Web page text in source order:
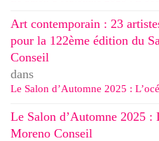
Art contemporain : 23
pour la 122ème édition du
Conseil
dans
Le Salon d’Automne 2025 :
Le Salon d’Automne 2025 :
Moreno Conseil